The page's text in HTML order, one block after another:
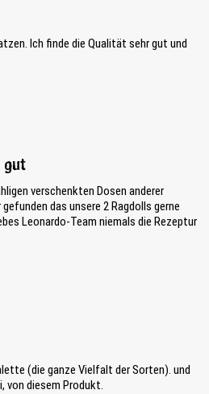
Ich finde die Qualität sehr gut und
gut
verschenkten Dosen anderer
das unsere 2 Ragdolls gerne
Leonardo-Team niemals die Rezeptur
(die ganze Vielfalt der Sorten). und
von diesem Produkt.